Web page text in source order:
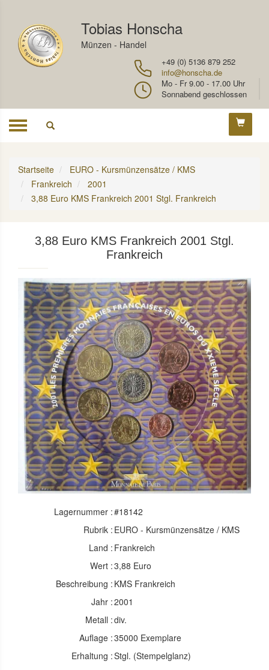
Tobias Honscha
Münzen - Handel
+49 (0) 5136 879 252
info@honscha.de
Mo - Fr 9.00 - 17.00 Uhr
Sonnabend geschlossen
Toggle
Startseite
EURO - Kursmünzensätze / KMS
Frankreich
2001
3,88 Euro KMS Frankreich 2001 Stgl. Frankreich
3,88 Euro KMS Frankreich 2001 Stgl.
Frankreich
Lagernummer :#18142
Rubrik : EURO - Kursmünzensätze / KMS
Land : Frankreich
Wert :3,88 Euro
Beschreibung : KMS Frankreich
Jahr :2001
Metall :div.
Auflage :35000 Exemplare
Erhaltung :Stgl. (Stempelglanz)